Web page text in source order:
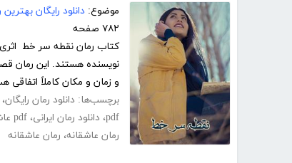
موضوع: دانلود رایگان بهترین
۷۸۲ صفحه
کتاب رمان نقطه سر خط
نویسنده هستند. این رمان
و زمان و مکان کاملاً
برچسب‌ها: دانلود رمان رایگان،
pdf، دانلود رمان ایرانی، pdf عاشقانه
رمان عاشقانه، رمان عاشقانه